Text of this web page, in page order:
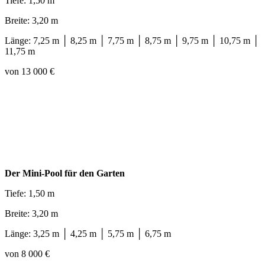
Breite: 3,20 m
Länge: 7,25 m │ 8,25 m │ 7,75 m │ 8,75 m │ 9,75 m │ 10,75 m │
11,75 m
von 13 000 €
Der Mini-Pool für den Garten
Tiefe: 1,50 m
Breite: 3,20 m
Länge: 3,25 m │ 4,25 m │ 5,75 m │ 6,75 m
von 8 000 €